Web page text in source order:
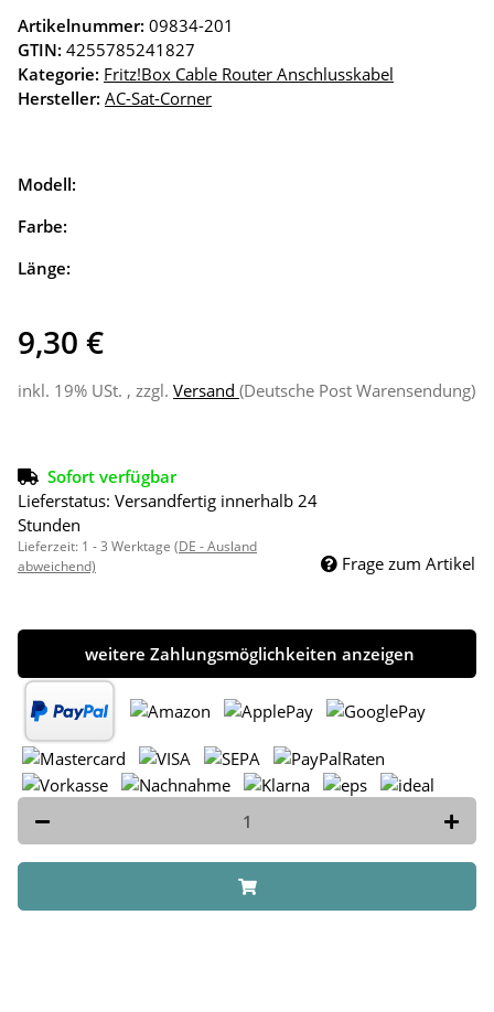
Artikelnummer: 09834-201
GTIN: 4255785241827
Kategorie: Fritz!Box Cable Router Anschlusskabel
Hersteller: AC-Sat-Corner
Modell:
Farbe:
Länge:
9,30 €
inkl. 19% USt. , zzgl. Versand (Deutsche Post Warensendung)
Sofort verfügbar
Lieferstatus: Versandfertig innerhalb 24
Stunden
Lieferzeit: 1 - 3 Werktage (DE - Ausland
abweichend)
Frage zum Artikel
weitere Zahlungsmöglichkeiten anzeigen